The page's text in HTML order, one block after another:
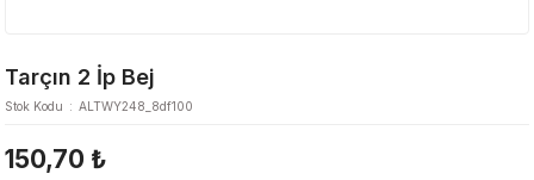
Tarçın 2 İp Bej
Stok Kodu ALTWY248_8df100
150,70 ₺